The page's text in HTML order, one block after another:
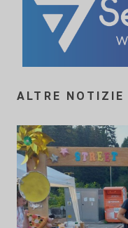
ALTRE NOTIZIE